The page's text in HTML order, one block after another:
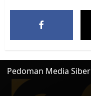
Pedoman Media Siber